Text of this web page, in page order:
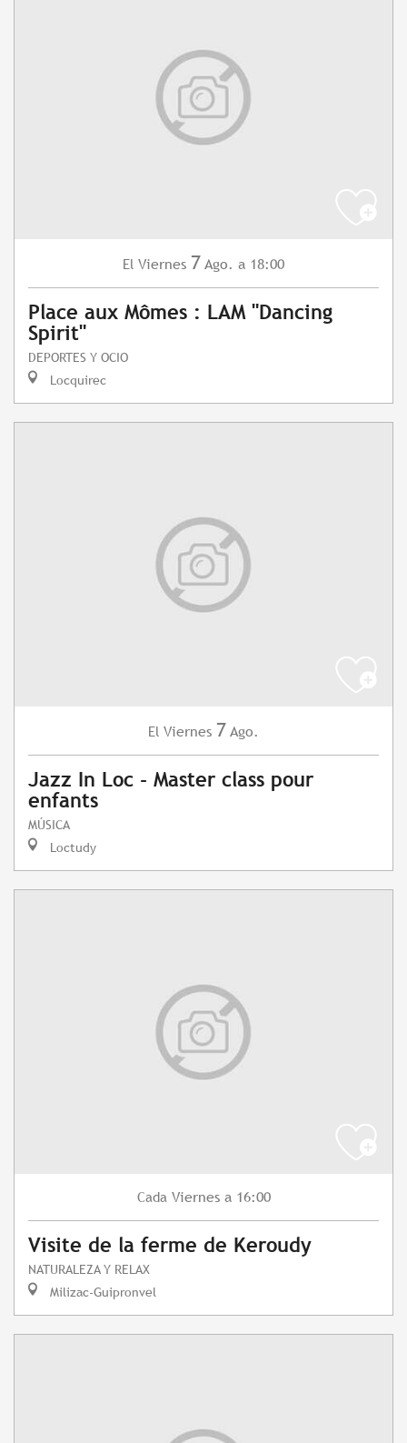
El Viernes 7 Ago. a 18:00
Place aux Mômes : LAM "Dancing
Spirit"
DEPORTES Y OCIO
Locquirec
El Viernes 7 Ago.
Jazz In Loc - Master class pour
enfants
MÚSICA
Loctudy
Cada Viernes a 16:00
Visite de la ferme de Keroudy
NATURALEZA Y RELAX
Milizac-Guipronvel